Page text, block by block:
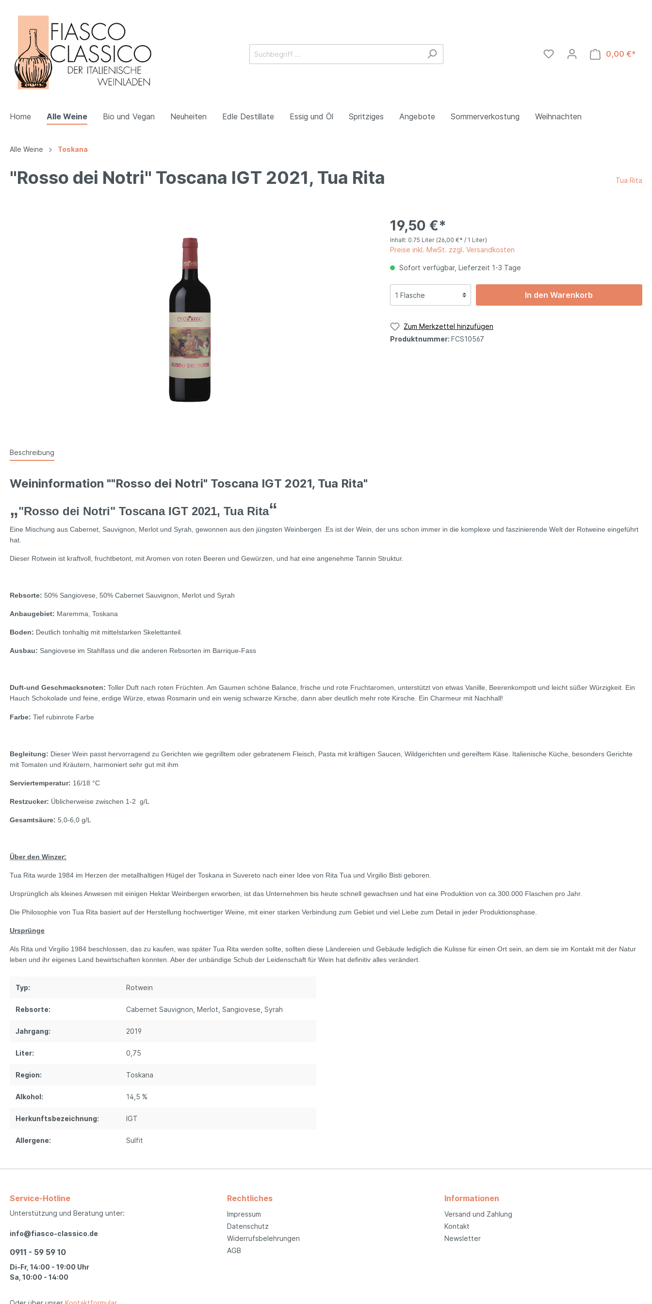
0,00 €*
Home Alle Weine Bio und Vegan Neuheiten Edle Destillate Essig und Öl Spritziges Angebote Sommerverkostung Weihnachten
Zur Kategorie Alle Weine
Apulien Venetien Südtirol
Ligurien
Molise Kalabrien
Marken Friaul
Zur Kategorie Bio und Vegan
Bio Vegan
Alle Weine Toskana
"Rosso dei Notri" Toscana IGT 2021, Tua Rita Tua Rita
19,50 €*
Inhalt: 0.75 Liter (26,00 €* / 1 Liter)
Preise inkl. MwSt. zzgl. Versandkosten
Sofort verfügbar, Lieferzeit 1-3 Tage
In den Warenkorb
Zum Merkzettel hinzufügen
Produktnummer: FCS10567
Beschreibung
Weininformation ""Rosso dei Notri" Toscana IGT 2021, Tua Rita"
„"Rosso dei Notri" Toscana IGT 2021, Tua Rita“
Eine Mischung aus Cabernet, Sauvignon, Merlot und Syrah, gewonnen aus den jüngsten Weinbergen .Es ist der Wein, der uns schon immer in die komplexe und faszinierende Welt der Rotweine eingeführt
hat.
Dieser Rotwein ist kraftvoll, fruchtbetont, mit Aromen von roten Beeren und Gewürzen, und hat eine angenehme Tannin Struktur.
Rebsorte: 50% Sangiovese, 50% Cabernet Sauvignon, Merlot und Syrah
Anbaugebiet: Maremma, Toskana
Boden: Deutlich tonhaltig mit mittelstarken Skelettanteil.
Ausbau: Sangiovese im Stahlfass und die anderen Rebsorten im Barrique-Fass
Duft-und Geschmacksnoten: Toller Duft nach roten Früchten. Am Gaumen schöne Balance, frische und rote Fruchtaromen, unterstützt von etwas Vanille, Beerenkompott und leicht süßer Würzigkeit. Ein
Hauch Schokolade und feine, erdige Würze, etwas Rosmarin und ein wenig schwarze Kirsche, dann aber deutlich mehr rote Kirsche. Ein Charmeur mit Nachhall!
Farbe: Tief rubinrote Farbe
Begleitung: Dieser Wein passt hervorragend zu Gerichten wie gegrilltem oder gebratenem Fleisch, Pasta mit kräftigen Saucen, Wildgerichten und gereiftem Käse. Italienische Küche, besonders Gerichte
mit Tomaten und Kräutern, harmoniert sehr gut mit ihm
Serviertemperatur: 16/18 °C
Restzucker: Üblicherweise zwischen 1-2 g/L
Gesamtsäure: 5,0-6,0 g/L
Über den Winzer:
Tua Rita wurde 1984 im Herzen der metallhaltigen Hügel der Toskana in Suvereto nach einer Idee von Rita Tua und Virgilio Bisti geboren.
Ursprünglich als kleines Anwesen mit einigen Hektar Weinbergen erworben, ist das Unternehmen bis heute schnell gewachsen und hat eine Produktion von ca.300.000 Flaschen pro Jahr.
Die Philosophie von Tua Rita basiert auf der Herstellung hochwertiger Weine, mit einer starken Verbindung zum Gebiet und viel Liebe zum Detail in jeder Produktionsphase.
Ursprünge
Als Rita und Virgilio 1984 beschlossen, das zu kaufen, was später Tua Rita werden sollte, sollten diese Ländereien und Gebäude lediglich die Kulisse für einen Ort sein, an dem sie im Kontakt mit der Natur
leben und ihr eigenes Land bewirtschaften konnten. Aber der unbändige Schub der Leidenschaft für Wein hat definitiv alles verändert.
Typ: Rotwein
Rebsorte: Cabernet Sauvignon , Merlot , Sangiovese , Syrah
Jahrgang: 2019
Liter: 0,75
Region: Toskana
Alkohol: 14,5 %
Herkunftsbezeichnung: IGT
Allergene: Sulfit
Service-Hotline
Unterstützung und Beratung unter:
info@fiasco-classico.de
0911 - 59 59 10
Di-Fr, 14:00 - 19:00 Uhr
Sa, 10:00 - 14:00
Rechtliches
Impressum
Datenschutz
Widerrufsbelehrungen
AGB
Informationen
Versand und Zahlung
Kontakt
Newsletter